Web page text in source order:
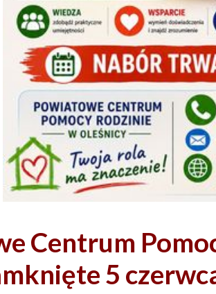
Centrum
5